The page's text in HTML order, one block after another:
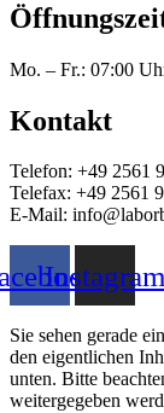
Mo. – Fr.: 07:00
Kontakt
Telefon: +49 2561
Telefax: +49 2561
E-Mail:
Instagram
Sie sehen gerade
den eigentlichen
unten. Bitte
weitergegeben